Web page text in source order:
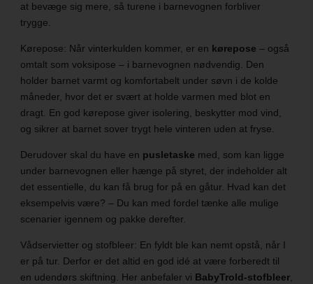
at bevæge sig mere, så turene i barnevognen forbliver
trygge.
Kørepose: Når vinterkulden kommer, er en kørepose – også
omtalt som voksipose – i barnevognen nødvendig. Den
holder barnet varmt og komfortabelt under søvn i de kolde
måneder, hvor det er svært at holde varmen med blot en
dragt. En god kørepose giver isolering, beskytter mod vind,
og sikrer at barnet sover trygt hele vinteren uden at fryse.
Derudover skal du have en pusletaske med, som kan ligge
under barnevognen eller hænge på styret, der indeholder alt
det essentielle, du kan få brug for på en gåtur. Hvad kan det
eksempelvis være? – Du kan med fordel tænke alle mulige
scenarier igennem og pakke derefter.
Vådservietter og stofbleer: En fyldt ble kan nemt opstå, når I
er på tur. Derfor er det altid en god idé at være forberedt til
en udendørs skiftning. Her anbefaler vi BabyTrold-stofbleer,